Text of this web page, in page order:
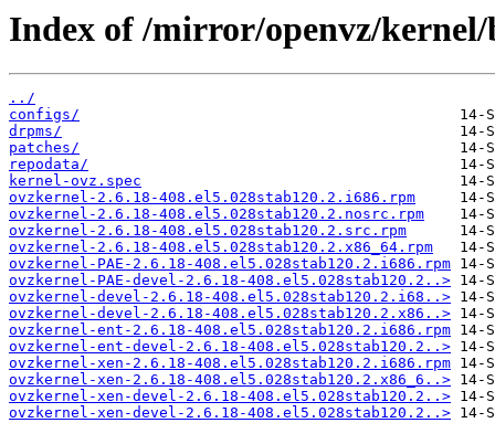
Index of /mirror/openvz/kernel/
../
configs/
drpms/
patches/
repodata/
kernel-ovz.spec
ovzkernel-2.6.18-408.el5.028stab120.2.i686.rpm
ovzkernel-2.6.18-408.el5.028stab120.2.nosrc.rpm
ovzkernel-2.6.18-408.el5.028stab120.2.src.rpm
ovzkernel-2.6.18-408.el5.028stab120.2.x86_64.rpm
ovzkernel-PAE-2.6.18-408.el5.028stab120.2.i686.rpm
ovzkernel-PAE-devel-2.6.18-408.el5.028stab120.2..>
ovzkernel-devel-2.6.18-408.el5.028stab120.2.i68..>
ovzkernel-devel-2.6.18-408.el5.028stab120.2.x86..>
ovzkernel-ent-2.6.18-408.el5.028stab120.2.i686.rpm
ovzkernel-ent-devel-2.6.18-408.el5.028stab120.2..>
ovzkernel-xen-2.6.18-408.el5.028stab120.2.i686.rpm
ovzkernel-xen-2.6.18-408.el5.028stab120.2.x86_6..>
ovzkernel-xen-devel-2.6.18-408.el5.028stab120.2..>
ovzkernel-xen-devel-2.6.18-408.el5.028stab120.2..>